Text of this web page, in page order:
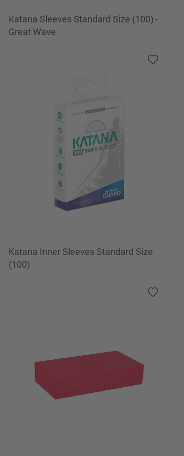
Katana Sleeves Standard Size (100) -
Great Wave
Katana Inner Sleeves Standard Size
(100)